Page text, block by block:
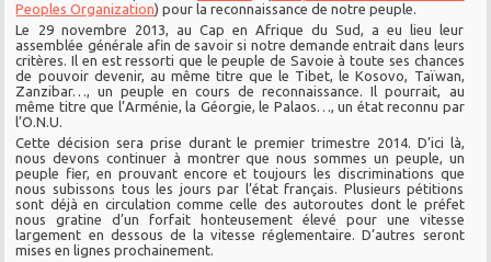
Peoples Organization) pour la reconnaissance de notre peuple.
Le 29 novembre 2013, au Cap en Afrique du Sud, a eu lieu leur
assemblée générale afin de savoir si notre demande entrait dans leurs
critères. Il en est ressorti que le peuple de Savoie à toute ses chances
de pouvoir devenir, au même titre que le Tibet, le Kosovo, Taïwan,
Zanzibar…, un peuple en cours de reconnaissance. Il pourrait, au
même titre que l’Arménie, la Géorgie, le Palaos…, un état reconnu par
l’O.N.U.
Cette décision sera prise durant le premier trimestre 2014. D’ici là,
nous devons continuer à montrer que nous sommes un peuple, un
peuple fier, en prouvant encore et toujours les discriminations que
nous subissons tous les jours par l’état français. Plusieurs pétitions
sont déjà en circulation comme celle des autoroutes dont le préfet
nous gratine d’un forfait honteusement élevé pour une vitesse
largement en dessous de la vitesse réglementaire. D’autres seront
mises en lignes prochainement.